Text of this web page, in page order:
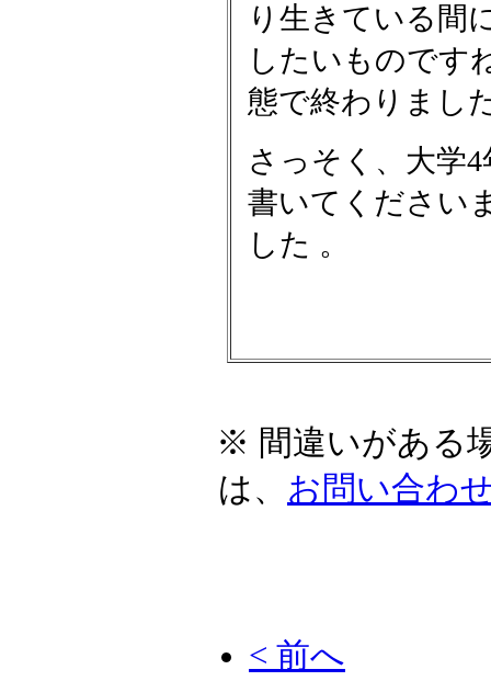
り生きている間
したいものです
態で終わりまし
さっそく、大学
書いてください
した 。
※ 間違いがある
は、 お問い合わ
< 前へ